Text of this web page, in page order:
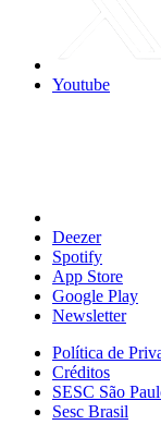
Youtube
Deezer
Spotify
App Store
Google Play
Newsletter
Política de
Créditos
SESC São
Sesc Brasil